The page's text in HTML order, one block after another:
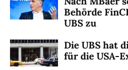
Behörde
UBS zu
Die UBS hat
für die USA-